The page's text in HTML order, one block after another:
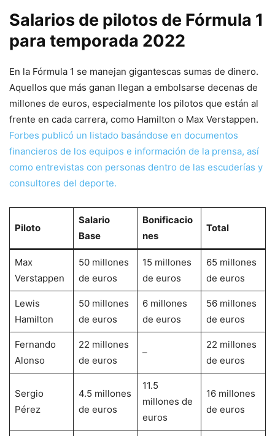
Salarios de pilotos de Fórmula 1
para temporada 2022
En la Fórmula 1 se manejan gigantescas sumas de dinero.
Aquellos que más ganan llegan a embolsarse decenas de
millones de euros, especialmente los pilotos que están al
frente en cada carrera, como Hamilton o Max Verstappen.
Forbes publicó un listado basándose en documentos
financieros de los equipos e información de la prensa, así
como entrevistas con personas dentro de las escuderías y
consultores del deporte.
Piloto
Salario
Base
Bonificacio
nes
Total
Max
Verstappen
50 millones
de euros
15 millones
de euros
65 millones
de euros
Lewis
Hamilton
50 millones
de euros
6 millones
de euros
56 millones
de euros
Fernando
Alonso
22 millones
de euros
–
22 millones
de euros
Sergio
Pérez
4.5 millones
de euros
11.5
millones de
euros
16 millones
de euros